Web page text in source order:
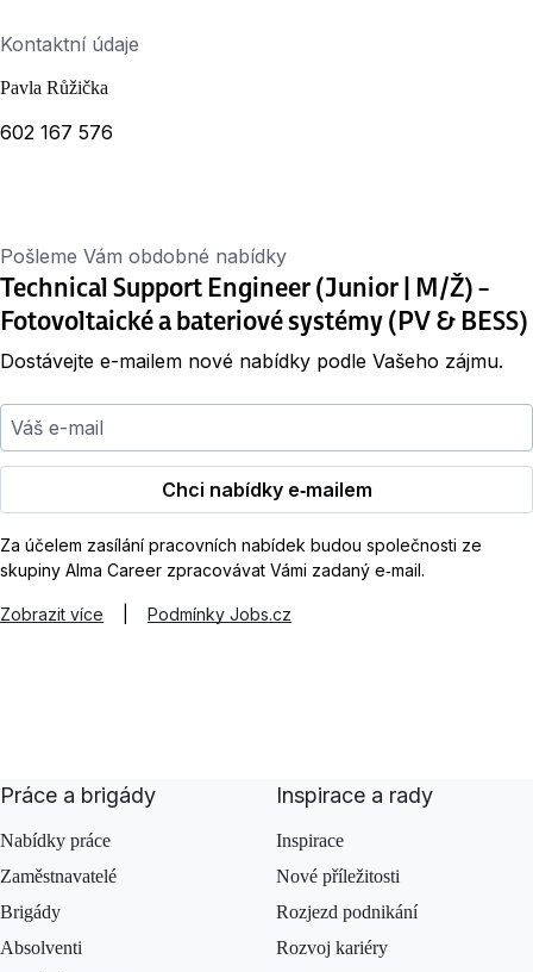
Kontaktní údaje
Pavla Růžička
602 167 576
Pošleme Vám obdobné nabídky
Technical Support Engineer (Junior | M/Ž) –
Fotovoltaické a bateriové systémy (PV & BESS)
Dostávejte e-mailem nové nabídky podle Vašeho zájmu.
Váš e-mail
Chci nabídky e‑mailem
Za účelem zasílání pracovních nabídek budou společnosti ze
skupiny Alma Career zpracovávat Vámi zadaný e‑mail.
Zobrazit více Podmínky Jobs.cz
Práce a brigády
Nabídky práce
Zaměstnavatelé
Brigády
Absolventi
Inspirace a rady
Inspirace
Nové příležitosti
Rozjezd podnikání
Rozvoj kariéry